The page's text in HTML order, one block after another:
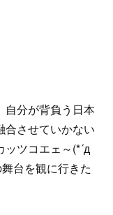
自分が背負う日本
合させていかない
ツコエェ～(*´д
台を観に行きた